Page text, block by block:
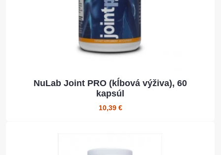
NuLab Joint PRO (kĺbová výživa), 60
kapsúl
10,39 €